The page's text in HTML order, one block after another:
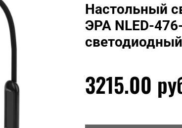
Настольный
ЭРА NLED-
3215.00